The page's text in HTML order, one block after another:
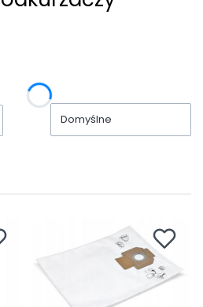
Domyślne